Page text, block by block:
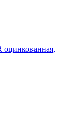
оцинкованная,